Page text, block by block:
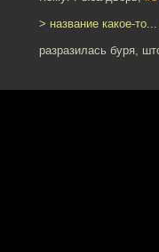
> название какое-
разразилась буря,